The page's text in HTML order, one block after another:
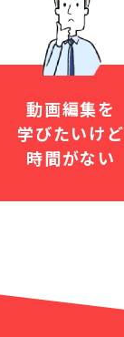
動画編集を
学びたいけど
時間がない